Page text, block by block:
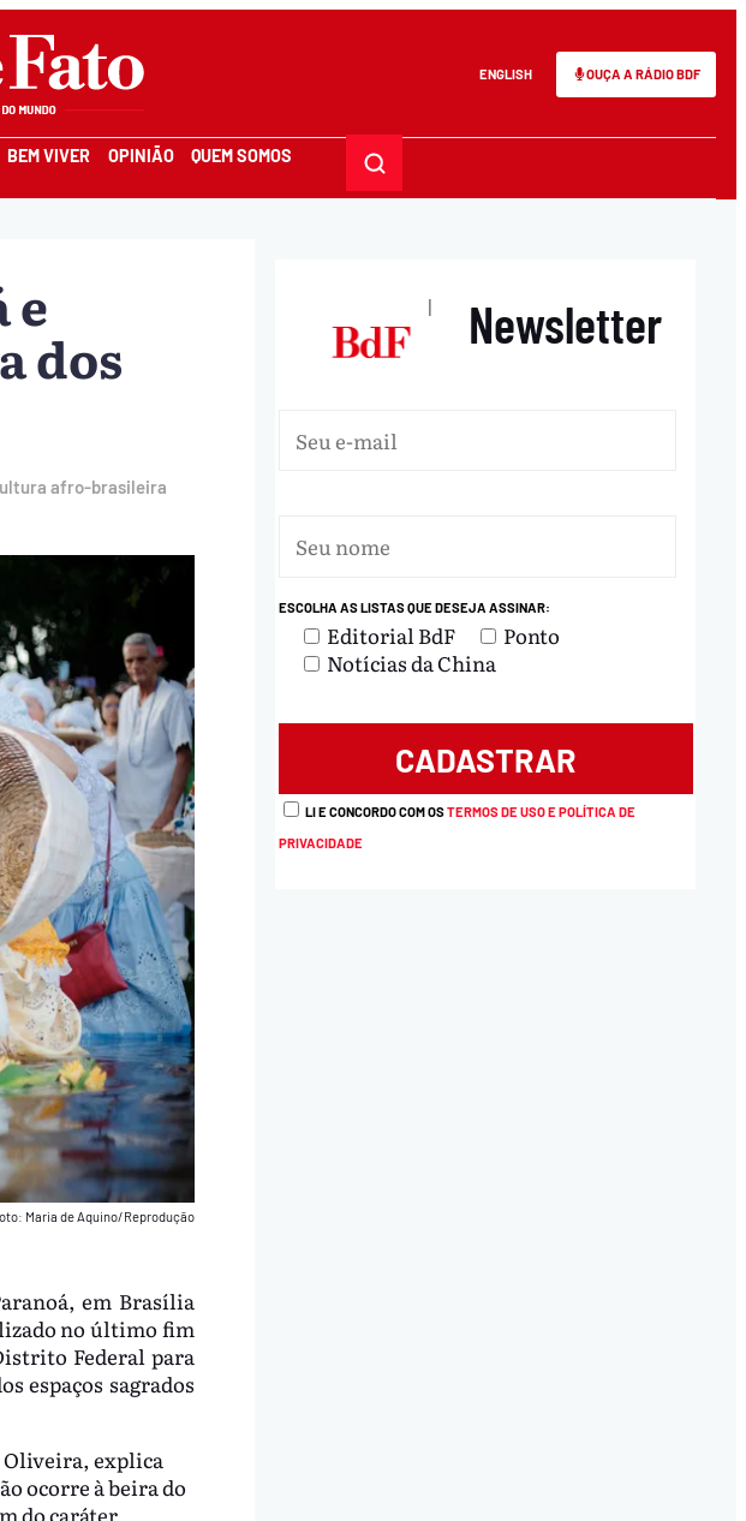
ENGLISH OUÇA A RÁDIO BDF
BEM VIVER OPINIÃO QUEM SOMOS
e
dos
afro-brasileira
Maria de Aquino/Reprodução
em Brasília
no último fim
Federal para
espaços sagrados
Oliveira, explica
ocorre à beira do
do caráter
| Newsletter
ESCOLHA AS LISTAS QUE DESEJA ASSINAR:
Editorial BdF
Ponto
Notícias da China
LI E CONCORDO COM OSTERMOS DE USO E POLÍTICA DE
PRIVACIDADE